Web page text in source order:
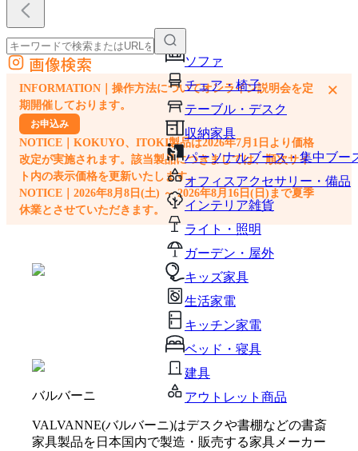
ソファ
チェア・椅子
テーブル・デスク
収納家具
パーソナルブース・集中ブー
オフィスアクセサリー・備品
インテリア雑貨
ライト・照明
ガーデン・屋外
キッズ家具
生活家電
キッチン家電
ベッド・寝具
建具
アウトレット商品
外部サイトの商品をカートに追加
他のサイトで見つけた商品ページのURLを貼り付けて、カートに追加できます
画像検索
INFORMATION｜操作方法についてオンライン説明会を定
期開催しております。
お申込み
NOTICE｜KOKUYO、ITOKI製品は2026年7月1日より価格
改定が実施されます。該当製品につきましては、順次サイ
ト内の表示価格を更新いたします。
NOTICE｜2026年8月8日(土) ～ 2026年8月16日(日)まで夏季
休業とさせていただきます。
×
バルバーニ
VALVANNE(バルバーニ)はデスクや書棚などの書斎
家具製品を日本国内で製造・販売する家具メーカー